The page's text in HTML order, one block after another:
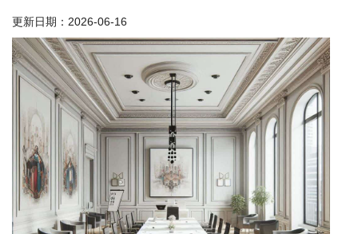
更新日期： 2026-06-16